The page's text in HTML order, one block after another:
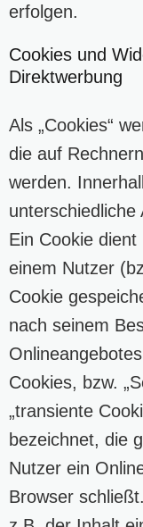
erfolgen.
Cookies und
Direktwerbung
Als „Cookies“
die auf
werden.
unterschiedliche
Ein Cookie
einem Nutzer
Cookie
nach seinem
Cookies, bzw.
„transiente
bezeichnet, die
Nutzer ein
Browser